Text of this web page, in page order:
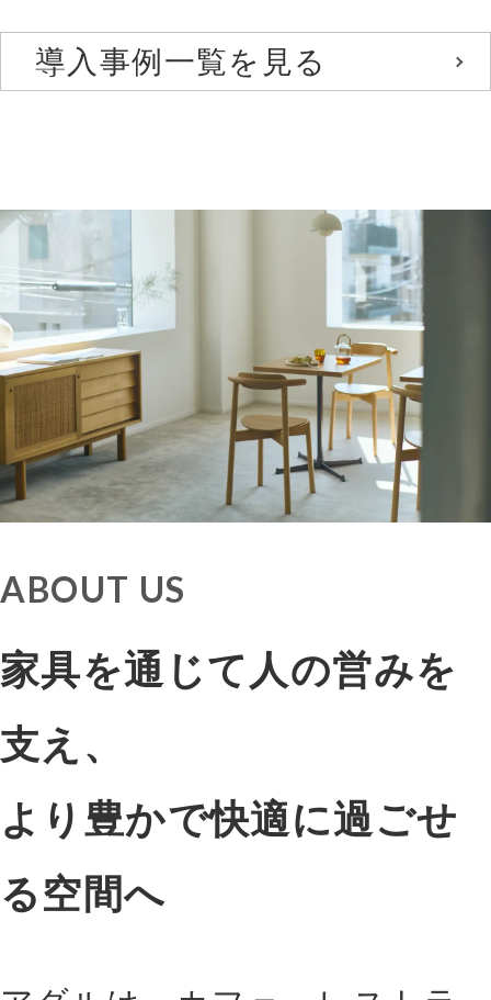
導入事例一覧を見る
ABOUT US
家具を通じて人の営みを
支え、
より豊かで快適に過ごせ
る空間へ